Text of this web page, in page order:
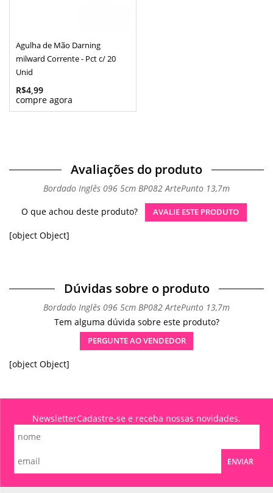
Agulha de Mão Darning
milward Corrente - Pct c/ 20
Unid
R$4,99
Avaliações do produto
Bordado Inglês 096 5cm BP082 ArtePunto 13,7m
O que achou deste produto?
AVALIE ESTE PRODUTO
[object Object]
Dúvidas sobre o produto
Bordado Inglês 096 5cm BP082 ArtePunto 13,7m
Tem alguma dúvida sobre este produto?
PERGUNTE AO VENDEDOR
[object Object]
NewsletterCadastre-se e receba nossas novidades.
ENVIAR